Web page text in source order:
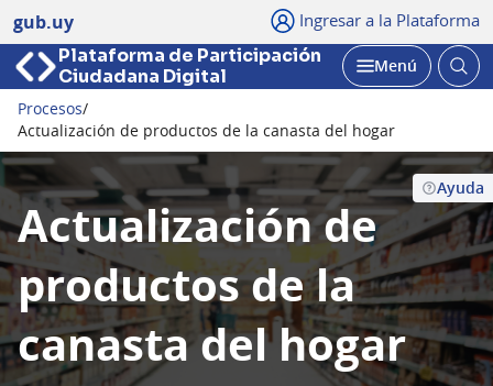
gub.uy Ingresar a la Plataforma
Plataforma de Participación
Ciudadana Digital
Abrir
Menú
Procesos/
Actualización de productos de la canasta del hogar
Ayuda
Actualización de
productos de la
canasta del hogar